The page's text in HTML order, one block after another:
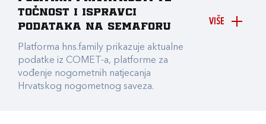
VIŠE
točnost i ispravci
podataka na Semaforu
Platforma hns.family prikazuje aktualne
podatke iz COMET-a, platforme za
vođenje nogometnih natjecanja
Hrvatskog nogometnog saveza.